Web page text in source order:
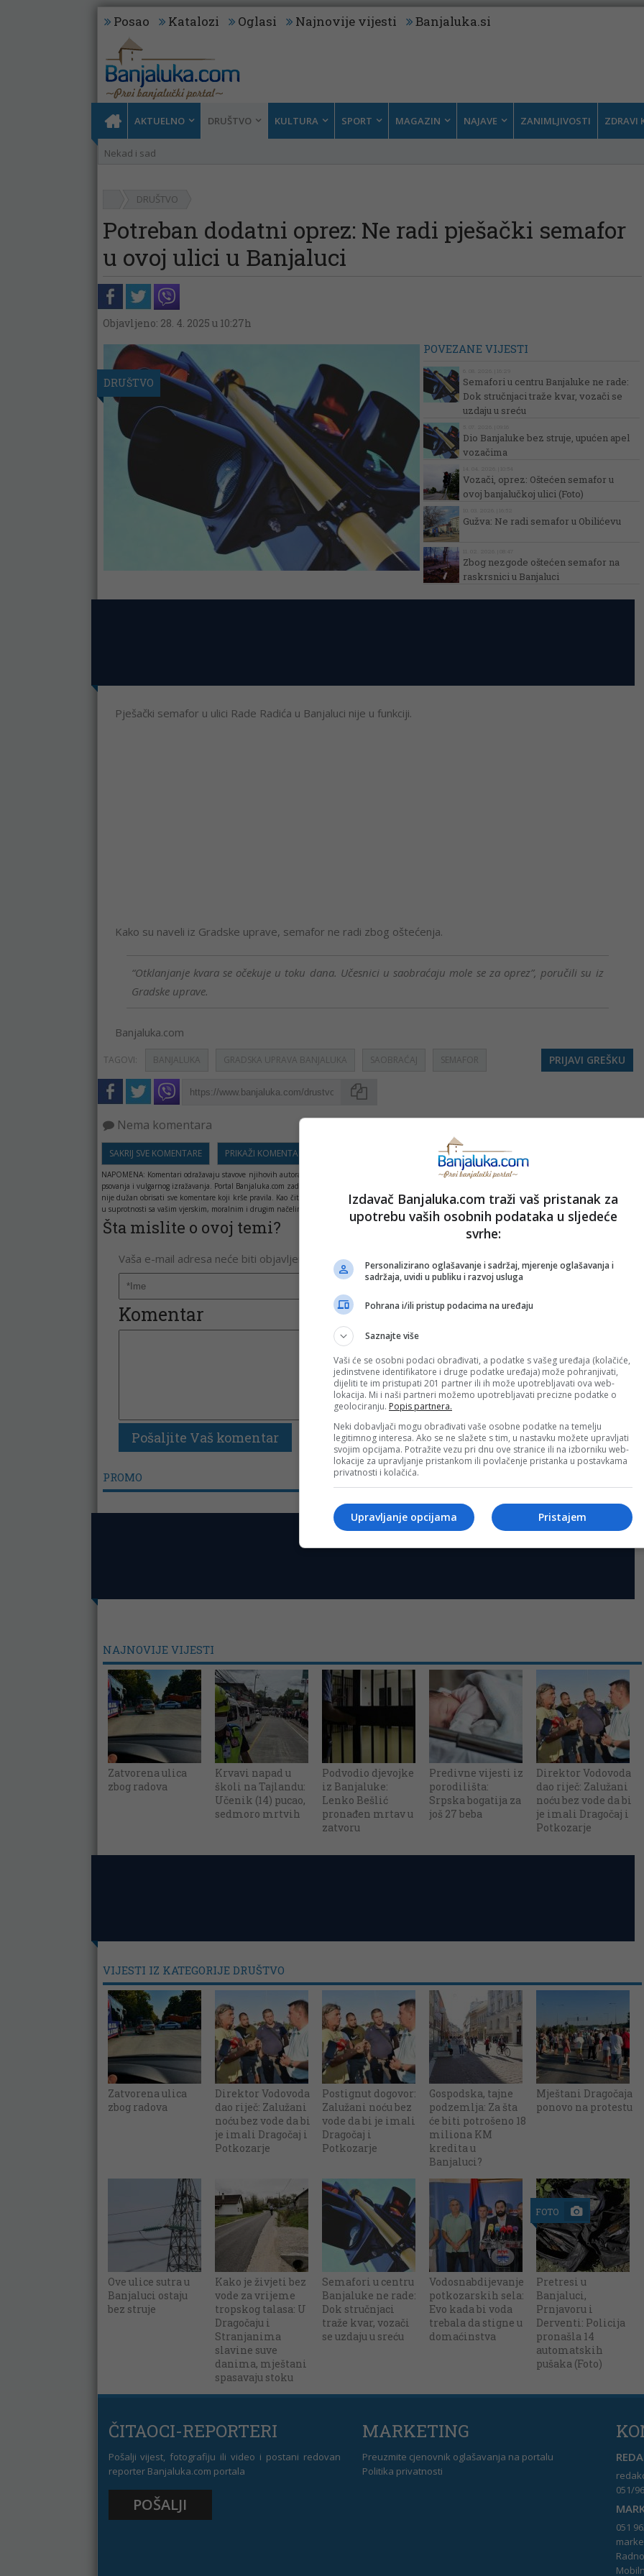
Posao Katalozi Oglasi Najnovije vijesti Banjaluka.si
AKTUELNO DRUŠTVO
Nekad i sad
KULTURA SPORT MAGAZIN NAJAVE ZANIMLJIVOSTI ZDRAVI
DRUŠTVO
Potreban dodatni oprez: Ne radi pješački semafor
u ovoj ulici u Banjaluci
Objavljeno: 28. 4. 2025 u 10:27h
DRUŠTVO
POVEZANE VIJESTI
Semafori u centru Banjaluke ne rade:
Dok stručnjaci traže kvar, vozači se
uzdaju u sreću
Dio Banjaluke bez struje, upućen apel
vozačima
Vozači, oprez: Oštećen semafor u
ovoj banjalučkoj ulici (Foto)
Gužva: Ne radi semafor u Obilićevu
Zbog nezgode oštećen semafor na
raskrsnici u Banjaluci
Pješački semafor u ulici Rade Radića u Banjaluci nije u funkciji.
Kako su naveli iz Gradske uprave, semafor ne radi zbog oštećenja.
“Otklanjanje kvara se očekuje u toku dana. Učesnici u saobraćaju mole se za oprez”, poručili su iz
Gradske uprave.
Banjaluka.com
TAGOVI: BANJALUKA GRADSKA UPRAVA BANJALUKA SAOBRAĆAJ SEMAFOR PRIJAVI GREŠKU
Kopirati
Nema komentara
SAKRIJ SVE KOMENTARE PRIKAŽI KOMENTARE
NAPOMENA: Komentari odražavaju stavove njihovih autora, a ne nužno i stavove internet portala Banjaluka.com. Molimo korisnike da se suzdrže od vrijeđanja,
psovanja i vulgarnog izražavanja. Portal Banjaluka.com zadržava pravo da obriše komentar bez najave i objašnjenja. Zbog velikog broja komentara Banjaluka.com
nije dužan obrisati sve komentare koji krše pravila. Kao čitalac takođe prihvatate mogućnost da među komentarima mogu biti pronađeni sadržaji koji mogu biti
u suprotnosti sa vašim vjerskim, moralnim i drugim načelima i uvjerenjima.
Šta mislite o ovoj temi?
Vaša e-mail adresa neće biti objavljena. Sva polja su obavezna!
Komentar
PROMO
NAJNOVIJE VIJESTI
Zatvorena ulica
zbog radova
Krvavi napad u
školi na Tajlandu:
Učenik (14) pucao,
sedmoro mrtvih
Podvodio djevojke
iz Banjaluke:
Lenko Bešlić
pronađen mrtav u
zatvoru
Predivne vijesti iz
porodilišta:
Srpska bogatija za
još 27 beba
Direktor Vodovoda
dao riječ: Zalužani
noću bez vode da bi
je imali Dragočaj i
Potkozarje
VIJESTI IZ KATEGORIJE DRUŠTVO
Zatvorena ulica
zbog radova
Direktor Vodovoda
dao riječ: Zalužani
noću bez vode da bi
je imali Dragočaj i
Potkozarje
Postignut dogovor:
Zalužani noću bez
vode da bi je imali
Dragočaj i
Potkozarje
Gospodska, tajne
podzemlja: Za šta
će biti potrošeno 18
miliona KM
kredita u
Banjaluci?
Mještani Dragočaja
ponovo na protestu
Ove ulice sutra u
Banjaluci ostaju
bez struje
Kako je živjeti bez
vode za vrijeme
tropskog talasa: U
Dragočaju i
Stranjanima
slavine suve
danima, mještani
spasavaju stoku
Semafori u centru
Banjaluke ne rade:
Dok stručnjaci
traže kvar, vozači
se uzdaju u sreću
Vodosnabdijevanje
potkozarskih sela:
Evo kada bi voda
trebala da stigne u
domaćinstva
FOTO
Pretresi u
Banjaluci,
Prnjavoru i
Derventi: Policija
pronašla 14
automatskih
pušaka (Foto)
ČITAOCI-REPORTERI
Pošalji vijest, fotografiju ili video i postani redovan
reporter Banjaluka.com portala
POŠALJI
MARKETING
Preuzmite cjenovnik oglašavanja na portalu
Politika privatnosti
051/
051
Izdavač Banjaluka.com traži vaš pristanak za
upotrebu vaših osobnih podataka u sljedeće
svrhe:
Personalizirano oglašavanje i sadržaj, mjerenje oglašavanja i
sadržaja, uvidi u publiku i razvoj usluga
Pohrana i/ili pristup podacima na uređaju
Saznajte više
Vaši će se osobni podaci obrađivati, a podatke s vašeg uređaja (kolačiće,
jedinstvene identifikatore i druge podatke uređaja) može pohranjivati,
dijeliti te im pristupati 201 partner ili ih može upotrebljavati ova web-
lokacija. Mi i naši partneri možemo upotrebljavati precizne podatke o
geolociranju. Popis partnera.
Neki dobavljači mogu obrađivati vaše osobne podatke na temelju
legitimnog interesa. Ako se ne slažete s tim, u nastavku možete upravljati
svojim opcijama. Potražite vezu pri dnu ove stranice ili na izborniku web-
lokacije za upravljanje pristankom ili povlačenje pristanka u postavkama
privatnosti i kolačića.
Pristajem
Upravljanje opcijama